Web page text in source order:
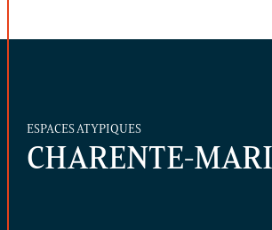
ESPACES ATYPIQUES
CHARENTE-